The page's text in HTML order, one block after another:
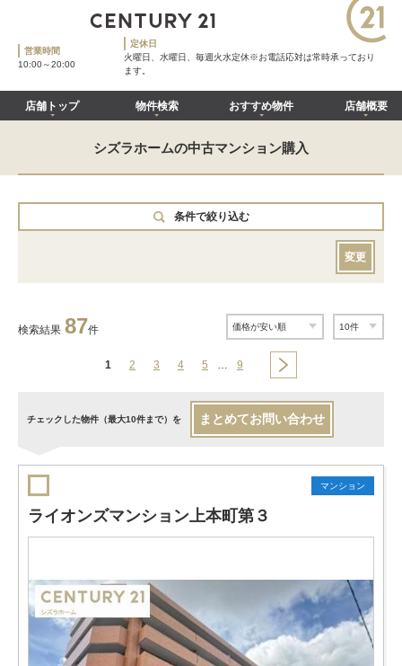
営業時間
10:00～20:00
定休日
火曜日、水曜日、毎週火水定休※お電話応対は常時承っており
ます。
店舗トップ 物件検索 おすすめ物件 店舗概要
シズラホームの中古マンション購入
条件で絞り込む
変更
検索結果 87件
1 2 3 4 5 … 9
チェックした物件（最大10件まで）を まとめてお問い合わせ
マンション
ライオンズマンション上本町第３